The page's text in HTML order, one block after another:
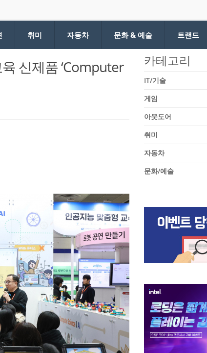
취미 자동차 문화 & 예술 트랜드
신제품 ‘Computer
카테고리
IT/기술
게임
아웃도어
취미
자동차
문화/예술